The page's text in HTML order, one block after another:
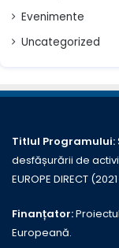
Evenimente
Uncategorized
Titlul Programului:
desfășurării de
EUROPE DIRECT
Finanțator:
Europeană.